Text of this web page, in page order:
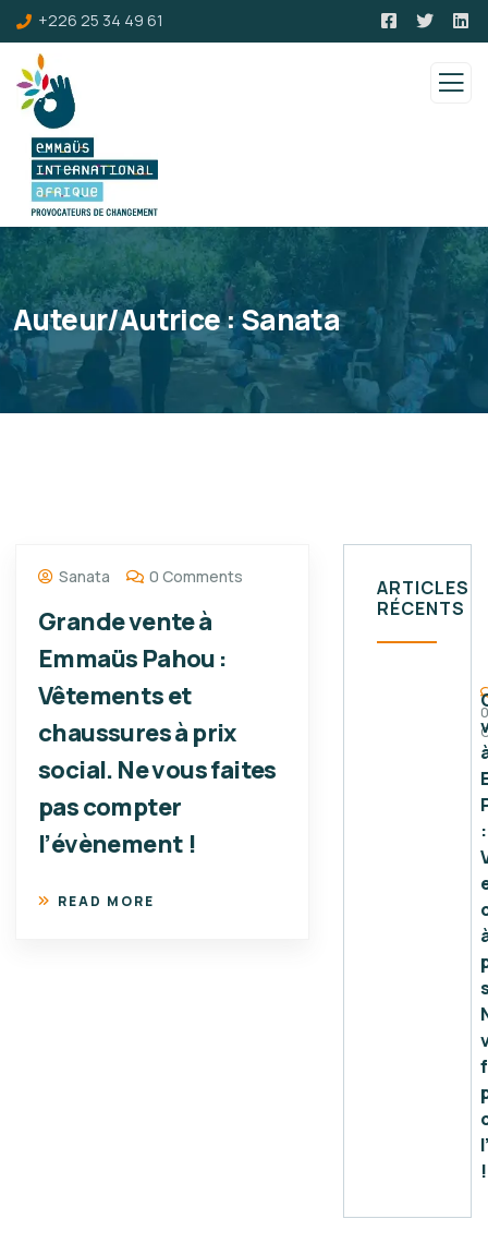
+226 25 34 49 61
Auteur/autrice :Sanata
Sanata 0 Comments
Grande vente à
Emmaüs Pahou :
Vêtements et
chaussures à prix
social. Ne vous faites
pas compter
l’évènement !
READ MORE
ARTICLES
RÉCENTS
:
!